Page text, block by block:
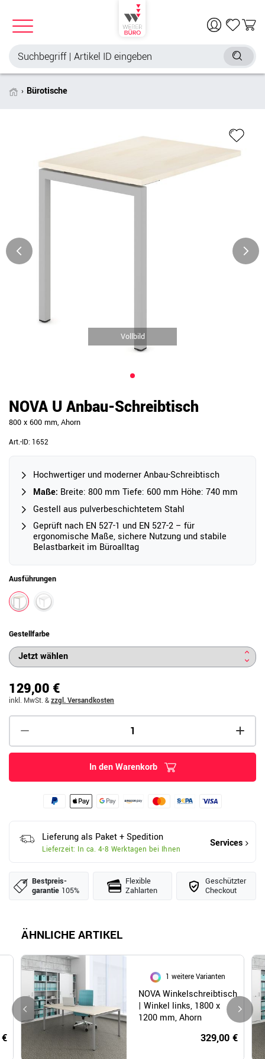
Bürotische
Vollbild
NOVA U Anbau-Schreibtisch
800 x 600 mm, Ahorn
Art.-ID: 1652
Hochwertiger und moderner Anbau-Schreibtisch
Maße: Breite: 800 mm Tiefe: 600 mm Höhe: 740 mm
Gestell aus pulverbeschichtetem Stahl
Geprüft nach EN 527-1 und EN 527-2 – für
ergonomische Maße, sichere Nutzung und stabile
Belastbarkeit im Büroalltag
Ausführungen
Gestellfarbe
129,00 €
inkl. MwSt. &zzgl. Versandkosten
In den Warenkorb
Lieferung als Paket + Spedition
Lieferzeit: In ca. 4-8 Werktagen bei Ihnen
Services
Bestpreis­
garantie 105%
Flexible
Zahlarten
Geschützter
Checkout
ÄHNLICHE ARTIKEL
1 weitere Varianten
NOVA Winkelschreibtisch
| Winkel links, 1800 x
1200 mm, Ahorn
329,00 €